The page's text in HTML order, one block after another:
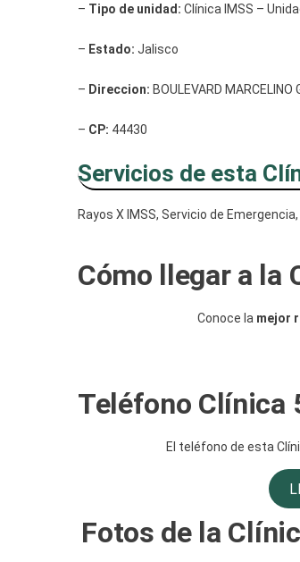
– Tipo de unidad: Clínica IMSS –
– Estado: Jalisco
– Direccion: BOULEVARD
– CP: 44430
Servicios de esta
Rayos X IMSS, Servicio de
Cómo llegar a la
Conoce la mejor
Teléfono Clínica
El teléfono de esta
Fotos de la